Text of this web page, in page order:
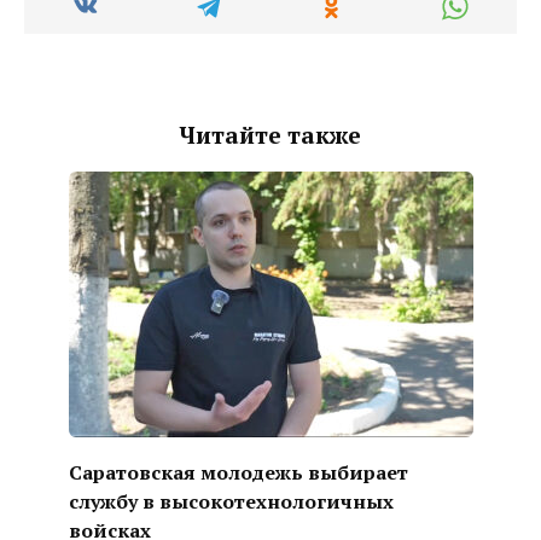
Читайте также
Саратовская молодежь выбирает
службу в высокотехнологичных
войсках